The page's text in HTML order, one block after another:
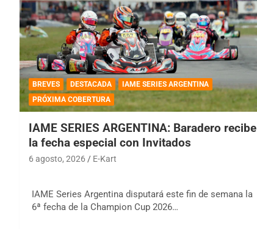
BREVES DESTACADA
IAME SERIES ARGENTINA
PRÓXIMA COBERTURA
IAME SERIES ARGENTINA: Baradero recibe
la fecha especial con Invitados
6 agosto, 2026 E-Kart
IAME Series Argentina disputará este fin de semana la
6ª fecha de la Champion Cup 2026…